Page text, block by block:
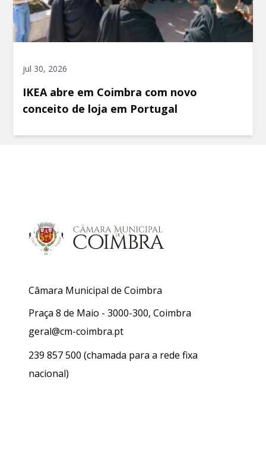
jul 30, 2026
IKEA abre em Coimbra com novo
conceito de loja em Portugal
Câmara Municipal de Coimbra
Praça 8 de Maio - 3000-300, Coimbra
geral@cm-coimbra.pt
239 857 500 (chamada para a rede fixa
nacional)